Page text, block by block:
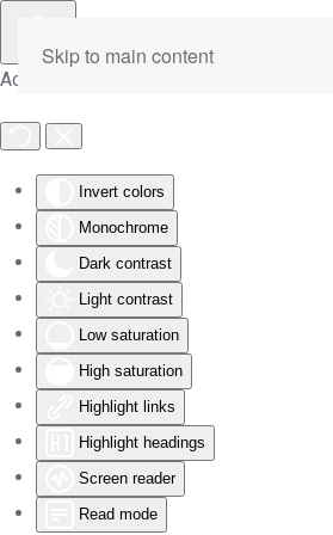
Accessibility Tools
Invert colors
Monochrome
Dark contrast
Light contrast
Low saturation
High saturation
Highlight links
Highlight headings
Screen reader
Read mode
Skip to main content